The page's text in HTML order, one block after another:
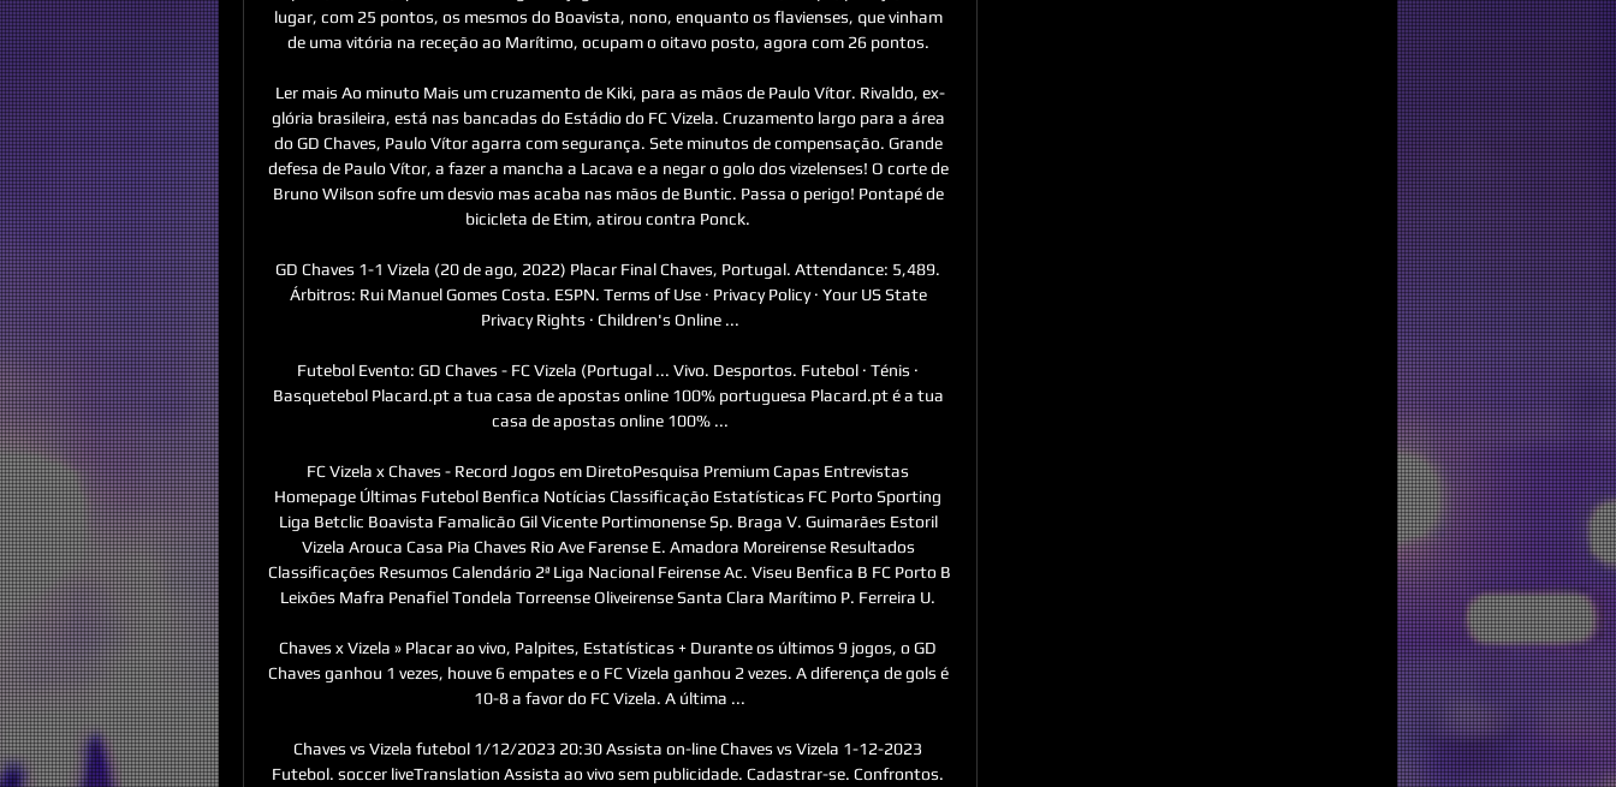
lugar, com 25 pontos, os mesmos do Boavista, nono, enquanto os flavienses, que vinham
de uma vitória na receção ao Marítimo, ocupam o oitavo posto, agora com 26 pontos.
Ler mais Ao minuto Mais um cruzamento de Kiki, para as mãos de Paulo Vítor. Rivaldo, ex-
glória brasileira, está nas bancadas do Estádio do FC Vizela. Cruzamento largo para a área
do GD Chaves, Paulo Vítor agarra com segurança. Sete minutos de compensação. Grande
defesa de Paulo Vítor, a fazer a mancha a Lacava e a negar o golo dos vizelenses! O corte de
Bruno Wilson sofre um desvio mas acaba nas mãos de Buntic. Passa o perigo! Pontapé de
bicicleta de Etim, atirou contra Ponck.
GD Chaves 1-1 Vizela (20 de ago, 2022) Placar Final Chaves, Portugal. Attendance: 5,489.
Árbitros: Rui Manuel Gomes Costa. ESPN. Terms of Use · Privacy Policy · Your US State
Privacy Rights · Children's Online ...
Futebol Evento: GD Chaves - FC Vizela (Portugal ... Vivo. Desportos. Futebol · Ténis ·
Basquetebol Placard.pt a tua casa de apostas online 100% portuguesa Placard.pt é a tua
casa de apostas online 100% ...
FC Vizela x Chaves - Record Jogos em DiretoPesquisa Premium Capas Entrevistas
Homepage Últimas Futebol Benfica Notícias Classificação Estatísticas FC Porto Sporting
Liga Betclic Boavista Famalicão Gil Vicente Portimonense Sp. Braga V. Guimarães Estoril
Vizela Arouca Casa Pia Chaves Rio Ave Farense E. Amadora Moreirense Resultados
Classificações Resumos Calendário 2ª Liga Nacional Feirense Ac. Viseu Benfica B FC Porto B
Leixões Mafra Penafiel Tondela Torreense Oliveirense Santa Clara Marítimo P. Ferreira U.
Chaves x Vizela » Placar ao vivo, Palpites, Estatísticas + Durante os últimos 9 jogos, o GD
Chaves ganhou 1 vezes, houve 6 empates e o FC Vizela ganhou 2 vezes. A diferença de gols é
10-8 a favor do FC Vizela. A última ...
Chaves vs Vizela futebol 1/12/2023 20:30 Assista on-line Chaves vs Vizela 1-12-2023
Futebol. soccer liveTranslation Assista ao vivo sem publicidade. Cadastrar-se. Confrontos.